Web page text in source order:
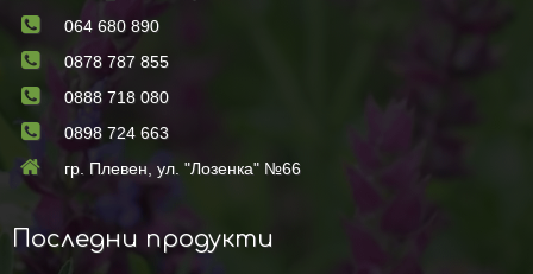
064 680 890
0878 787 855
0888 718 080
0898 724 663
гр. Плевен, ул. "Лозенка" №66
Последни продукти